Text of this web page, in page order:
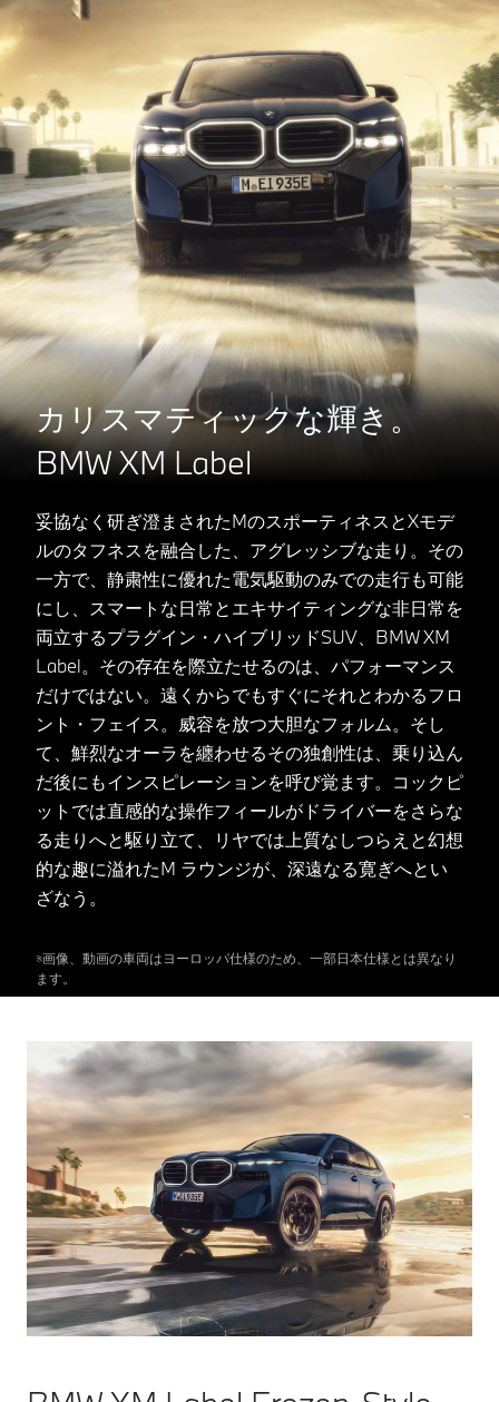
カリスマティックな輝き。
BMW XM Label
妥協なく研ぎ澄まされたMのスポーティネスとXモデ
ルのタフネスを融合した、アグレッシブな走り。その
一方で、静粛性に優れた電気駆動のみでの走行も可能
にし、スマートな日常とエキサイティングな非日常を
両立するプラグイン・ハイブリッドSUV、BMW XM
Label。その存在を際立たせるのは、パフォーマンス
だけではない。遠くからでもすぐにそれとわかるフロ
ント・フェイス。威容を放つ大胆なフォルム。そし
て、鮮烈なオーラを纏わせるその独創性は、乗り込ん
だ後にもインスピレーションを呼び覚ます。コックピ
ットでは直感的な操作フィールがドライバーをさらな
る走りへと駆り立て、リヤでは上質なしつらえと幻想
的な趣に溢れたM ラウンジが、深遠なる寛ぎへとい
ざなう。
※画像、動画の車両はヨーロッパ仕様のため、一部日本仕様とは異なり
ます。